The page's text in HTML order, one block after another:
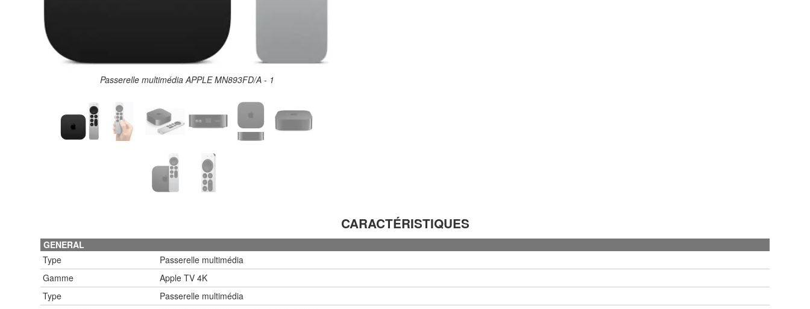
Passerelle multimédia APPLE MN893FD/A - 2
CARACTÉRISTIQUES
GENERAL
Type
Passerelle multimédia
Gamme
Apple TV 4K
Type
Passerelle multimédia